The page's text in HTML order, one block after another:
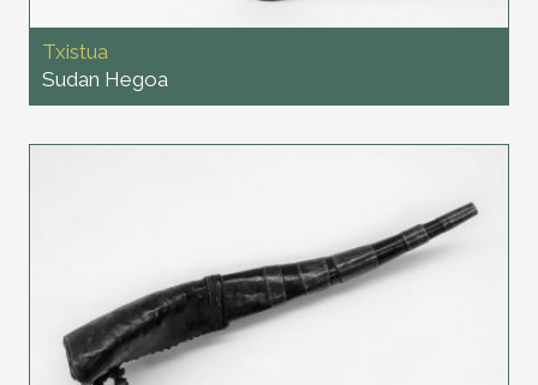
Txistua
Sudan Hegoa